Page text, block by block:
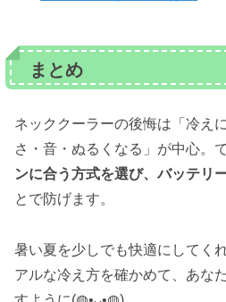
まとめ
ネッククーラーの後悔は「冷え
さ・音・ぬるくなる」が中心。
ンに合う方式を選び、バッテリ
とで防げます。
暑い夏を少しでも快適にしてく
アルな冷え方を確かめて、あな